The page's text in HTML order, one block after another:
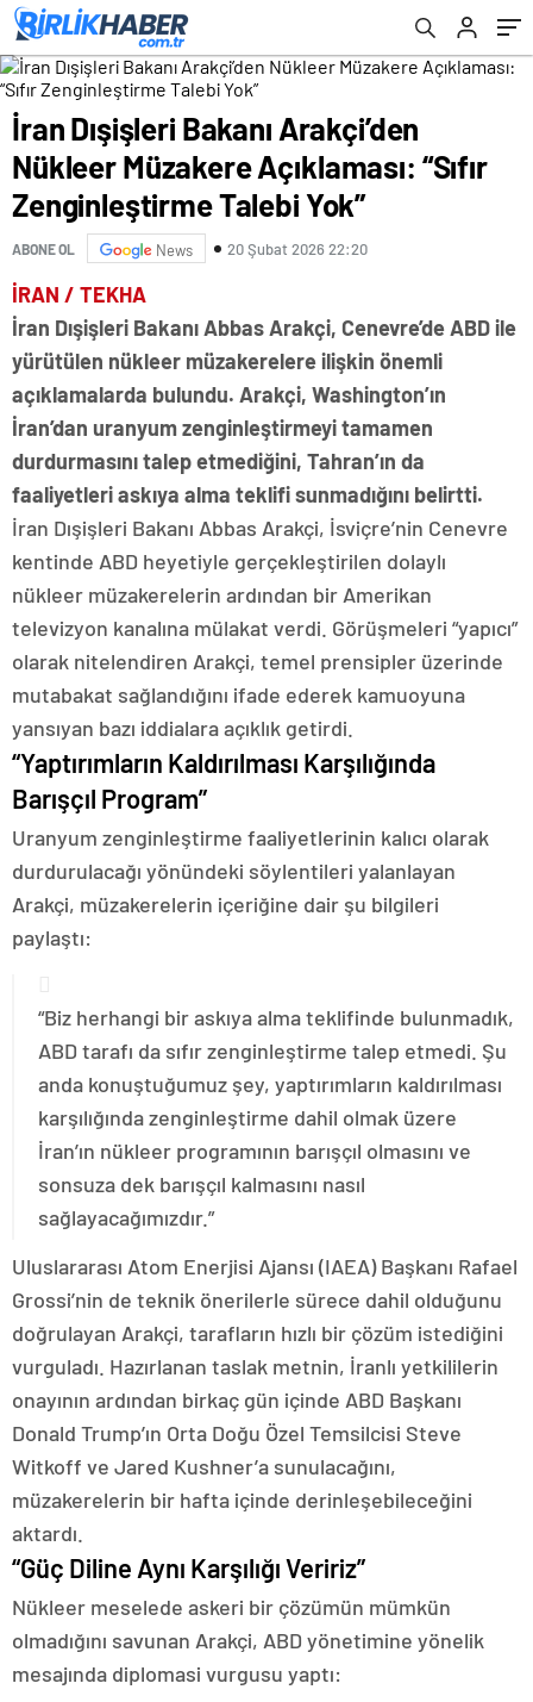
Talebi Yok”
İran Dışişleri Bakanı Arakçi’den
Nükleer Müzakere Açıklaması: “Sıfır
Zenginleştirme Talebi Yok”
ABONE OL News 20 Şubat 2026 22:20
İRAN / TEKHA
İran Dışişleri Bakanı Abbas Arakçi, Cenevre’de ABD ile
yürütülen nükleer müzakerelere ilişkin önemli
açıklamalarda bulundu. Arakçi, Washington’ın
İran’dan uranyum zenginleştirmeyi tamamen
durdurmasını talep etmediğini, Tahran’ın da
faaliyetleri askıya alma teklifi sunmadığını belirtti.
İran Dışişleri Bakanı Abbas Arakçi, İsviçre’nin Cenevre
kentinde ABD heyetiyle gerçekleştirilen dolaylı
nükleer müzakerelerin ardından bir Amerikan
televizyon kanalına mülakat verdi. Görüşmeleri “yapıcı”
olarak nitelendiren Arakçi, temel prensipler üzerinde
mutabakat sağlandığını ifade ederek kamuoyuna
yansıyan bazı iddialara açıklık getirdi.
“Yaptırımların Kaldırılması Karşılığında
Barışçıl Program”
Uranyum zenginleştirme faaliyetlerinin kalıcı olarak
durdurulacağı yönündeki söylentileri yalanlayan
Arakçi, müzakerelerin içeriğine dair şu bilgileri
paylaştı:
“Biz herhangi bir askıya alma teklifinde bulunmadık,
ABD tarafı da sıfır zenginleştirme talep etmedi. Şu
anda konuştuğumuz şey, yaptırımların kaldırılması
karşılığında zenginleştirme dahil olmak üzere
İran’ın nükleer programının barışçıl olmasını ve
sonsuza dek barışçıl kalmasını nasıl
sağlayacağımızdır.”
Uluslararası Atom Enerjisi Ajansı (IAEA) Başkanı Rafael
Grossi’nin de teknik önerilerle sürece dahil olduğunu
doğrulayan Arakçi, tarafların hızlı bir çözüm istediğini
vurguladı. Hazırlanan taslak metnin, İranlı yetkililerin
onayının ardından birkaç gün içinde ABD Başkanı
Donald Trump’ın Orta Doğu Özel Temsilcisi Steve
Witkoff ve Jared Kushner’a sunulacağını,
müzakerelerin bir hafta içinde derinleşebileceğini
aktardı.
“Güç Diline Aynı Karşılığı Veririz”
Nükleer meselede askeri bir çözümün mümkün
olmadığını savunan Arakçi, ABD yönetimine yönelik
mesajında diplomasi vurgusu yaptı: